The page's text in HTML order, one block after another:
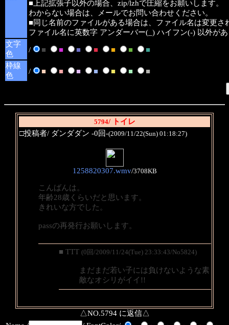
■上記拡張子以外の場合、zip/lzhで圧縮をお願いします。
わからない場合は、メールでお問い合わせください。
■同じ名前のファイルがある場合は、ファイル名は変更さ
ファイル名に英数字 アンダーバー(_) ハイフン(-) 以外が
文字
色
/ ■ ■ ■ ■ ■ ■
■
枠線
色
/ ■ ■ ■ ■ ■ ■ ■
5794/ トイレ
□投稿者/ ダンダダン -0回-(2009/11/22(Sun) 01:18:27)
1258820307.wmv/3708KB
こんばんは。
年齢28歳くらいだと思います。
きれいな方でした。
passの再発行お願いします。
■ TTT (0回/2009/11/24(Tue) 23:33:43/No5824)
まだまだ若い子には負けないような素
敵なオシリがイイ!!
△NO.5794 に返信△